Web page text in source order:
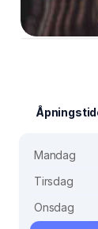
Mandag
Tirsdag
Onsdag